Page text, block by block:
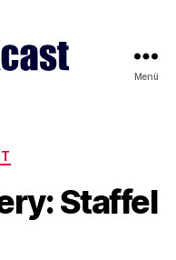
Menü
Staffel